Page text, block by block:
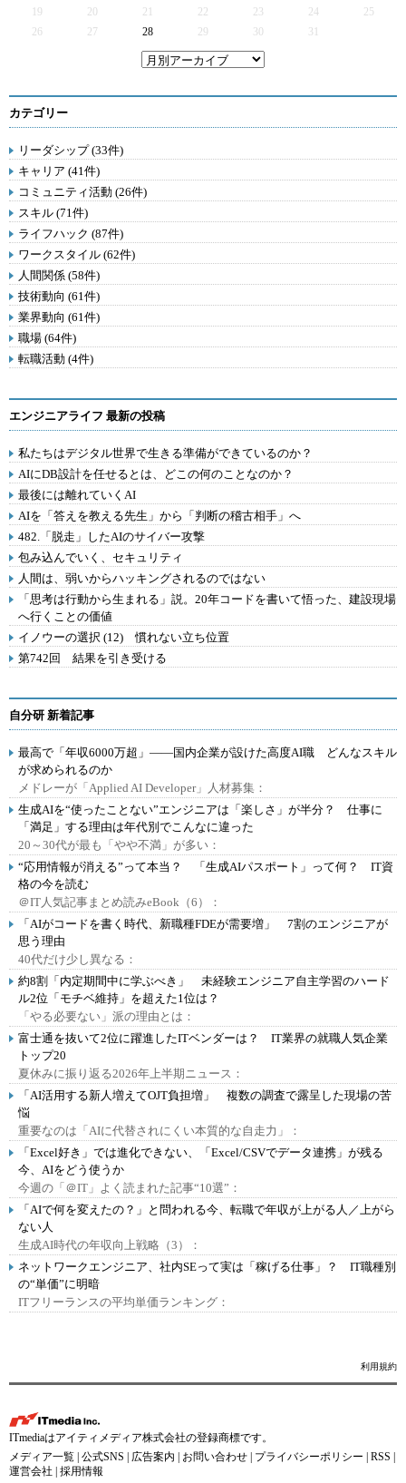
19
20 21 22 23 24
25
26
27 28 29 30 31
カテゴリー
リーダシップ (33件)
キャリア (41件)
コミュニティ活動 (26件)
スキル (71件)
ライフハック (87件)
ワークスタイル (62件)
人間関係 (58件)
技術動向 (61件)
業界動向 (61件)
職場 (64件)
転職活動 (4件)
エンジニアライフ 最新の投稿
私たちはデジタル世界で生きる準備ができているのか？
AIにDB設計を任せるとは、どこの何のことなのか？
最後には離れていくAI
AIを「答えを教える先生」から「判断の稽古相手」へ
482.「脱走」したAIのサイバー攻撃
包み込んでいく、セキュリティ
人間は、弱いからハッキングされるのではない
「思考は行動から生まれる」説。20年コードを書いて悟った、建設現場
へ行くことの価値
イノウーの選択 (12) 慣れない立ち位置
第742回 結果を引き受ける
自分研 新着記事
最高で「年収6000万超」――国内企業が設けた高度AI職 どんなスキル
が求められるのか
メドレーが「Applied AI Developer」人材募集：
生成AIを“使ったことない”エンジニアは「楽しさ」が半分？ 仕事に
「満足」する理由は年代別でこんなに違った
20～30代が最も「やや不満」が多い：
“応用情報が消える”って本当？ 「生成AIパスポート」って何？ IT資
格の今を読む
＠IT人気記事まとめ読みeBook（6）：
「AIがコードを書く時代、新職種FDEが需要増」 7割のエンジニアが
思う理由
40代だけ少し異なる：
約8割「内定期間中に学ぶべき」 未経験エンジニア自主学習のハード
ル2位「モチベ維持」を超えた1位は？
「やる必要ない」派の理由とは：
富士通を抜いて2位に躍進したITベンダーは？ IT業界の就職人気企業
トップ20
夏休みに振り返る2026年上半期ニュース：
「AI活用する新人増えてOJT負担増」 複数の調査で露呈した現場の苦
悩
重要なのは「AIに代替されにくい本質的な自走力」：
「Excel好き」では進化できない、「Excel/CSVでデータ連携」が残る
今、AIをどう使うか
今週の「＠IT」よく読まれた記事“10選”：
「AIで何を変えたの？」と問われる今、転職で年収が上がる人／上がら
ない人
生成AI時代の年収向上戦略（3）：
ネットワークエンジニア、社内SEって実は「稼げる仕事」？ IT職種別
の“単価”に明暗
ITフリーランスの平均単価ランキング：
利用規約
ITmediaはアイティメディア株式会社の登録商標です。
メディア一覧 公式SNS 広告案内 お問い合わせ プライバシーポリシー RSS
運営会社
採用情報